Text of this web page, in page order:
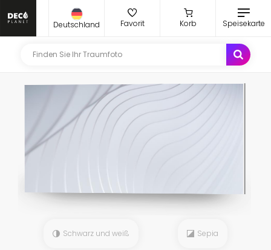
Deutschland Favorit Korb Speisekarte
Schwarz und weiß Sepia